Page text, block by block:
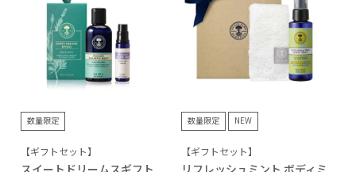
数量限定
【ギフトセット】
数量限定 NEW
【ギフトセット】